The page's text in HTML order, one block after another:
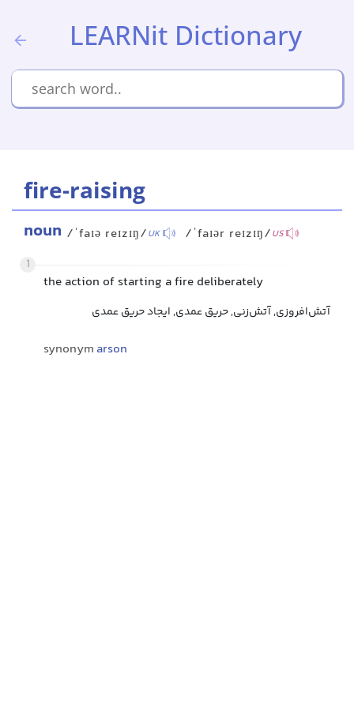
LEARNit Dictionary
fire-raising
noun /ˈfaɪə reɪzɪŋ/UK /ˈfaɪər reɪzɪŋ/US
1
the action of starting a fire deliberately
آتش‌افروزی, آتش‌زنی, حریق عمدی, ایجاد حریق عمدی
synonym arson